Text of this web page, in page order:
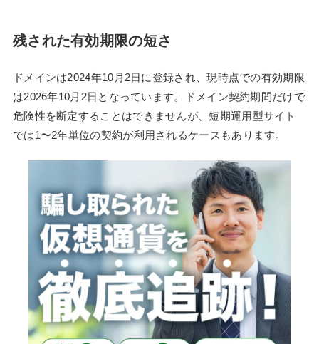
残された有効期限の短さ
ドメインは2024年10月2日に登録され、現時点での有効期限
は2026年10月2日となっています。ドメイン契約期間だけで
危険性を断定することはできませんが、短期運用型サイト
では1〜2年単位の契約が利用されるケースもあります。